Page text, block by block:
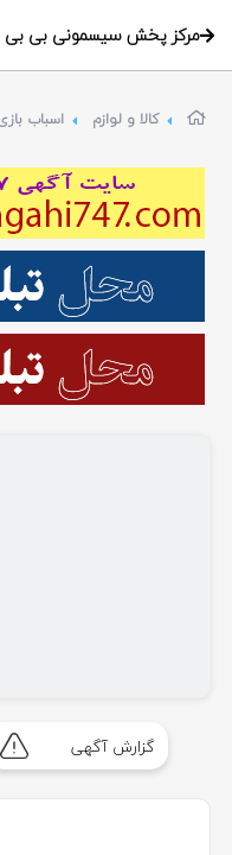
مرکز پخش سیسمونی بی بی بو
کالا و لوازم اسباب
گزارش آگهی